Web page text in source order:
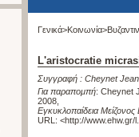
Γενικά>Κοινωνία>
L'aristocratie
Συγγραφή : Cheynet
Για παραπομπή: Cheynet
2008
Εγκυκλοπαίδεια
URL: <http://www.ehw.gr/